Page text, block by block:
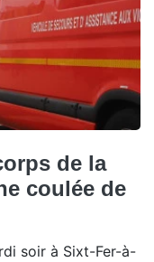
de la
coulée de
soir à Sixt-Fer-à-